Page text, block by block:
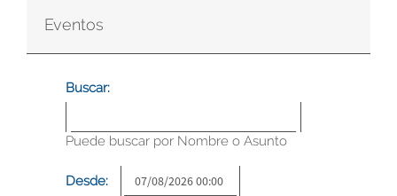
Eventos
Buscar:
Puede buscar por Nombre o Asunto
Desde: